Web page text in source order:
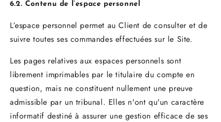
6.2. Contenu de l’espace personnel
L’espace personnel permet au Client de consulter et de
suivre toutes ses commandes effectuées sur le Site.
Les pages relatives aux espaces personnels sont
librement imprimables par le titulaire du compte en
question, mais ne constituent nullement une preuve
admissible par un tribunal. Elles n'ont qu'un caractère
informatif destiné à assurer une gestion efficace de ses